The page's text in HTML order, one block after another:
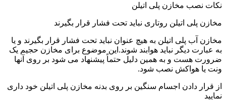
نکات نصب مخازن پلی اتیلن
مخازن پلی اتیلن روتاری نباید تحت فشار قرار بگیرند
مخازن آب پلی اتیلن به هیچ عنوان نباید تحت فشار قرار بگیرند و یا
به عبارت دیگر نباید هوابند شوند.این موضوع برای مخازن حجیم یک
ضرورت هست و به همین دلیل حتماً پیشنهاد می شود بر روی آنها
ونت یا هواکش نصب شود.
از قرار دادن اجسام سنگین بر روی بدنه مخازن پلی اتیلن خود داری
نمایید